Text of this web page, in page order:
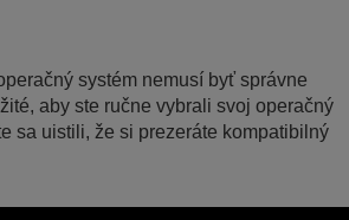
systém nemusí byť správne
aby ste ručne vybrali svoj operačný
sa uistili, že si prezeráte kompatibilný